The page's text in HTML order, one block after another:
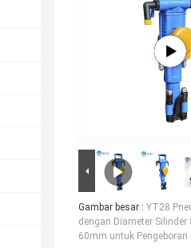
Gambar besar : YT28
dengan Diameter
60mm untuk Pengeboran